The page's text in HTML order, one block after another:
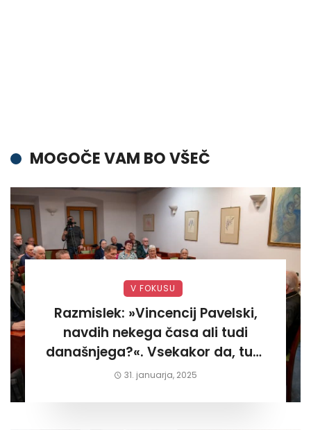
MOGOČE VAM BO VŠEČ
V FOKUSU
Razmislek: »Vincencij Pavelski,
navdih nekega časa ali tudi
današnjega?«. Vsekakor da, tudi
današnjega«
31. januarja, 2025